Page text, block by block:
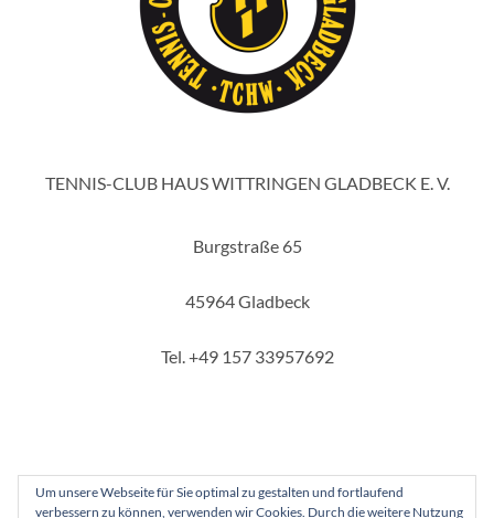
TENNIS-CLUB HAUS WITTRINGEN GLADBECK E. V.
Burgstraße 65
45964 Gladbeck
Tel. +49 157 33957692
Um unsere Webseite für Sie optimal zu gestalten und fortlaufend
verbessern zu können, verwenden wir Cookies. Durch die weitere Nutzung